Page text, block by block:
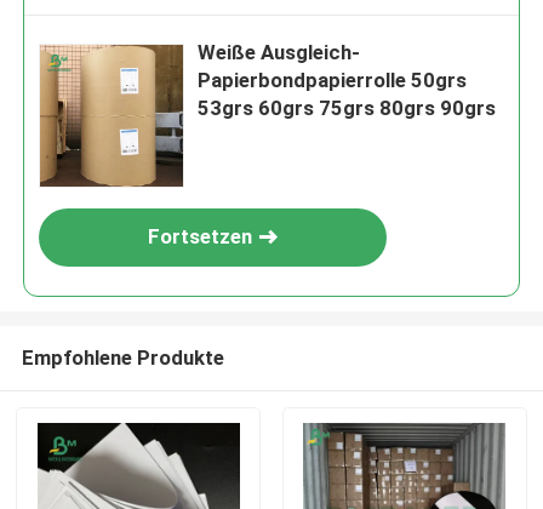
Weiße Ausgleich-
Papierbondpapierrolle 50grs
53grs 60grs 75grs 80grs 90grs
Fortsetzen
Empfohlene Produkte